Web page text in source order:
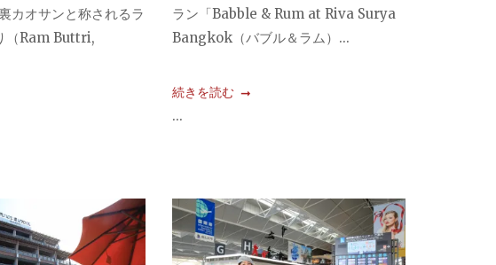
カオサンと称されるラ
（Ram Buttri,
ラン「Babble & Rum at Riva Surya
Bangkok（バブル＆ラム）...
続きを読む
...